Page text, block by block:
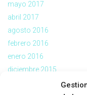
mayo 2017
abril 2017
agosto 2016
febrero 2016
enero 2016
diciembre 2015